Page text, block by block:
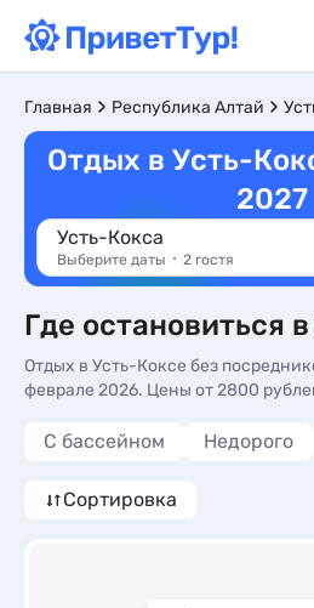
Главная Республика Алтай
Отдых в Усть-
2027
Усть-Кокса
Выберите даты 2 гостя
Где остановиться
Отдых в Усть-Коксе без
феврале 2026. Цены от 2800
С бассейном Недорого
Сортировка